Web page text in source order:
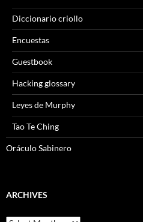
Diccionario criollo
Encuestas
Guestbook
Hacking glossary
Leyes de Murphy
Tao Te Ching
Oráculo Sabinero
ARCHIVES